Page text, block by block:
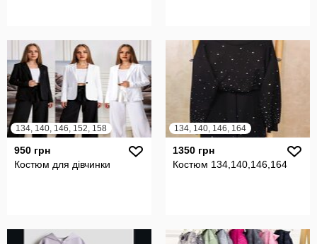
134, 140, 146, 152, 158
950 грн
Костюм для дівчинки
134, 140, 146, 164
1350 грн
Костюм 134,140,146,164